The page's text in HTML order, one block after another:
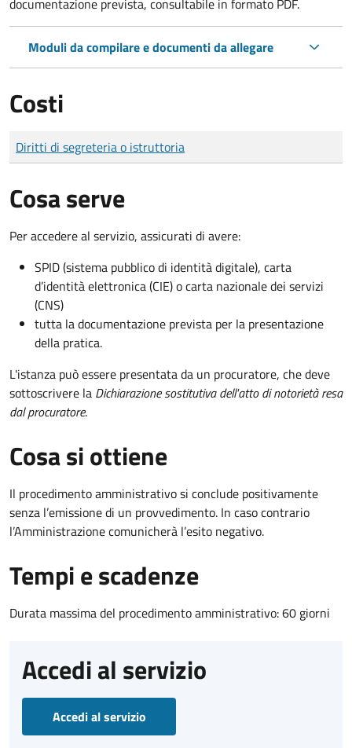
documentazione prevista, consultabile in formato PDF.
Moduli da compilare e documenti da allegare
Costi
Tipo di pagamento
Importo
Diritti di segreteria o istruttoria
Cosa serve
Per accedere al servizio, assicurati di avere:
SPID (sistema pubblico di identità digitale), carta
d’identità elettronica (CIE) o carta nazionale dei servizi
(CNS)
tutta la documentazione prevista per la presentazione
della pratica.
L'istanza può essere presentata da un procuratore, che deve
sottoscrivere la Dichiarazione sostitutiva dell'atto di notorietà resa
dal procuratore.
Cosa si ottiene
Il procedimento amministrativo si conclude positivamente
senza l’emissione di un provvedimento. In caso contrario
l’Amministrazione comunicherà l’esito negativo.
Tempi e scadenze
Durata massima del procedimento amministrativo: 60 giorni
Accedi al servizio
Accedi al servizio